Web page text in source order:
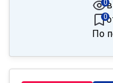
0
0
По